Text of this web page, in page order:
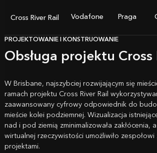
Cross River Rail Vodafone Praga
PROJEKTOWANIE I KONSTRUOWANIE
Obsługa projektu Cross
W Brisbane, najszybciej rozwijającym się
ramach projektu Cross River Rail
zaawansowany cyfrowy odpowiednik do
mieście kolei podziemnej. Wizualizacja
nad i pod ziemią zminimalizowała zakłócenia,
wirtualnej rzeczywistości umożliwiło
projektami.